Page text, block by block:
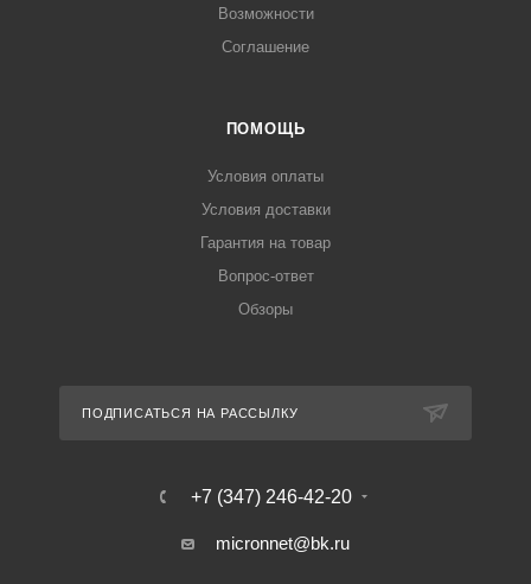
Возможности
Соглашение
ПОМОЩЬ
Условия оплаты
Условия доставки
Гарантия на товар
Вопрос-ответ
Обзоры
ПОДПИСАТЬСЯ НА РАССЫЛКУ
+7 (347) 246-42-20
micronnet@bk.ru